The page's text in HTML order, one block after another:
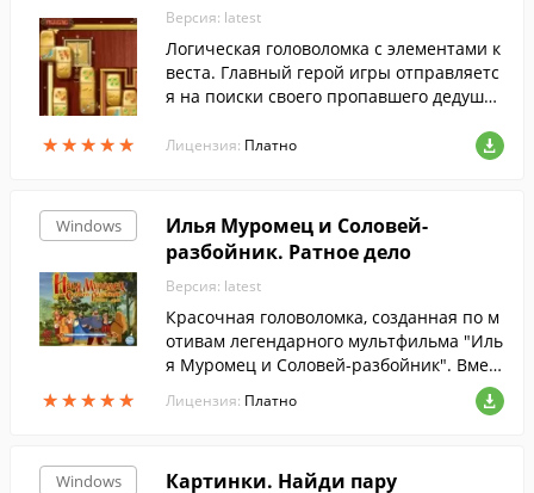
★★★★★
★★★★★
Версия: latest
Логическая головоломка с элементами к
веста. Главный герой игры отправляетс
я на поиски своего пропавшего дедушки
ужно отыскать и восстановить все стари
нные чертежи, отремонтировать музык
х геометрических фигур волшебные мел
одии.
Лицензия: Платно
Windows
★★★★★
★★★★★
Илья Муромец и Соловей-
разбойник. Ратное дело
Версия: latest
Красочная головоломка, созданная по м
отивам легендарного мультфильма "Иль
я Муромец и Соловей-разбойник". Вмес
те с былинным богатырем вы отправите
сь в стольный Царьград и сразитесь с м
Лицензия: Платно
Windows Картинки. Найди пару